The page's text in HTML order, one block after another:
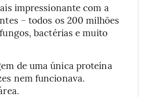
impressionante com a
– todos os 200 milhões
bactérias e muito
de uma única proteína
nem funcionava.